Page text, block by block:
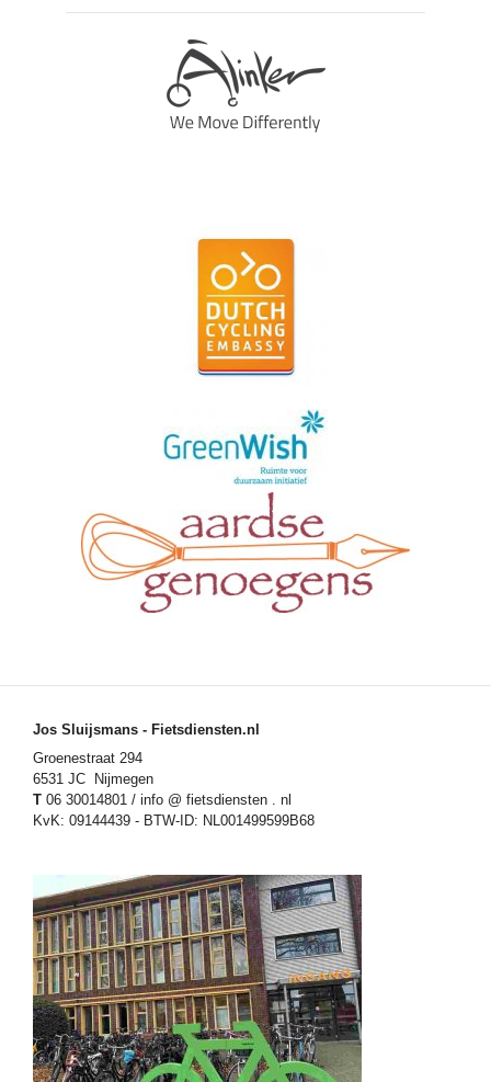
Jos Sluijsmans - Fietsdiensten.nl
Groenestraat 294
6531 JC Nijmegen
T 06 30014801 / info @ fietsdiensten . nl
KvK: 09144439 - BTW-ID: NL001499599B68